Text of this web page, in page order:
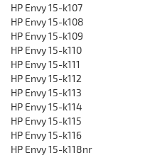
HP Envy 15-k107
HP Envy 15-k108
HP Envy 15-k109
HP Envy 15-k110
HP Envy 15-k111
HP Envy 15-k112
HP Envy 15-k113
HP Envy 15-k114
HP Envy 15-k115
HP Envy 15-k116
HP Envy 15-k118nr